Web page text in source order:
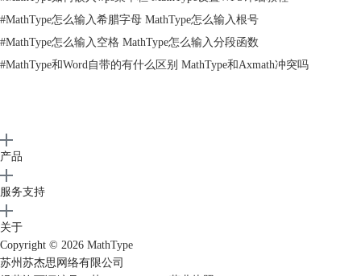
2、然后点击电脑中的C盘，找到【Windows】——【Fonts】文件夹，在
系统字体库中查看有没有Symbol字体，如果没有的话，可以从网上下载
对应的字体文件进行安装，安装完成后，再打开MathType面板查看公式
问题二：软件版本过低
1、打开 MathType面板，在菜单栏中找到【帮助】选项卡，点击
【MathType网站】中的【立即检查最新版本】，MathType会自动连接至
官方网站，开始检查是否有最新版本可供下载。
#MathType怎么输入希腊字母 MathType怎么输入根号
#MathType怎么输入空格 MathType怎么输入分段函数
#MathType和Word自带的有什么区别 MathType和Axmath冲突吗
产品
服务支持
关于
Copyright © 2026 MathType
苏州苏杰思网络有限公司